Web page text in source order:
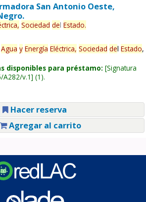
San Antonio Oeste,
Sociedad del Estado.
Agua y Energía Eléctrica, Sociedad del Estado,
disponibles para préstamo: Signatura
A282/v.1 (1).
Hacer reserva
Agregar al carrito